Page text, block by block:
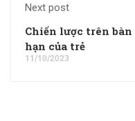
Next post
Chiến lược trên
hạn của trẻ
11/10/2023